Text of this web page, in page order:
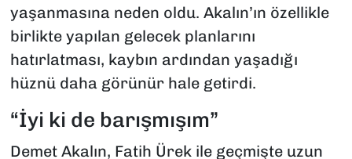
yaşanmasına neden oldu. Akalın’ın özellikle
birlikte yapılan gelecek planlarını
hatırlatması, kaybın ardından yaşadığı
hüznü daha görünür hale getirdi.
“İyi ki de barışmışım”
Demet Akalın, Fatih Ürek ile geçmişte uzun